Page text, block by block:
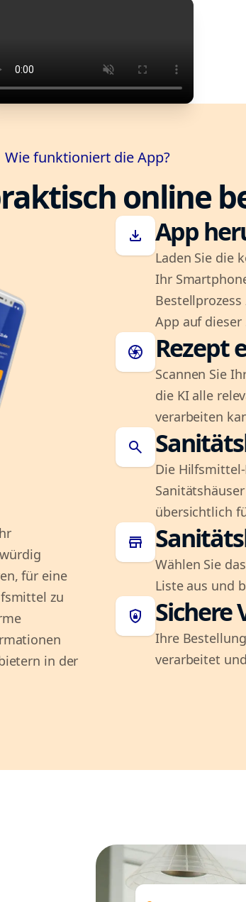
Wie funktioniert die App?
online
für eine
zu
in der
download App
Laden Sie die
Ihr
App auf dieser
camera Rezept
Scannen Sie
die KI alle
verarbeiten
search
Die
übersichtlich
store
Wählen Sie
Liste aus und
shield_lock Sichere
Ihre
verarbeitet